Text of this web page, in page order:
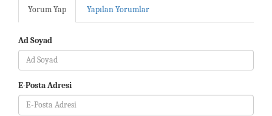
Yorum Yap Yapılan Yorumlar
Ad Soyad
E-Posta Adresi